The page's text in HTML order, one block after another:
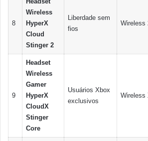
8
Wireless
HyperX
Cloud
Stinger 2
Liberdade sem
fios
Wireless
9
Headset
Wireless
Gamer
HyperX
CloudX
Stinger
Core
Usuários Xbox
exclusivos
Wireless